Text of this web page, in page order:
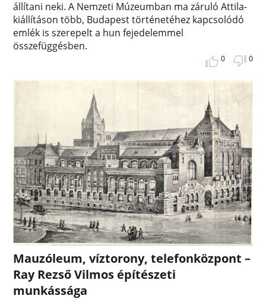
állítani neki. A Nemzeti Múzeumban ma záruló Attila-
kiállításon több, Budapest történetéhez kapcsolódó
emlék is szerepelt a hun fejedelemmel
összefüggésben.
0 0
Mauzóleum, víztorony, telefonközpont –
Ray Rezső Vilmos építészeti
munkássága